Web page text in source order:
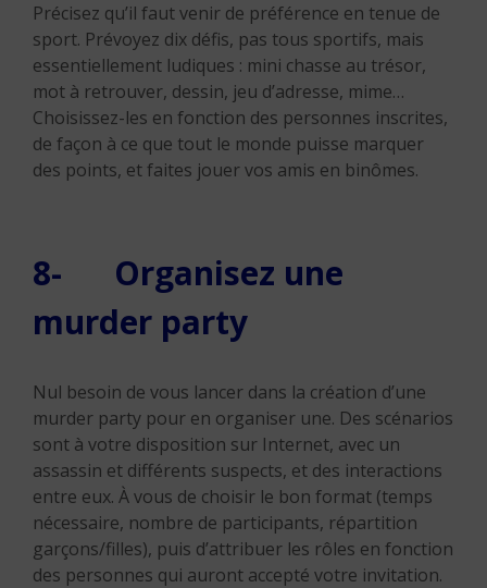
Précisez qu’il faut venir de préférence en tenue de
sport. Prévoyez dix défis, pas tous sportifs, mais
essentiellement ludiques : mini chasse au trésor,
mot à retrouver, dessin, jeu d’adresse, mime…
Choisissez-les en fonction des personnes inscrites,
de façon à ce que tout le monde puisse marquer
des points, et faites jouer vos amis en binômes.
8- Organisez une
murder party
Nul besoin de vous lancer dans la création d’une
murder party pour en organiser une. Des scénarios
sont à votre disposition sur Internet, avec un
assassin et différents suspects, et des interactions
entre eux. À vous de choisir le bon format (temps
nécessaire, nombre de participants, répartition
garçons/filles), puis d’attribuer les rôles en fonction
des personnes qui auront accepté votre invitation.